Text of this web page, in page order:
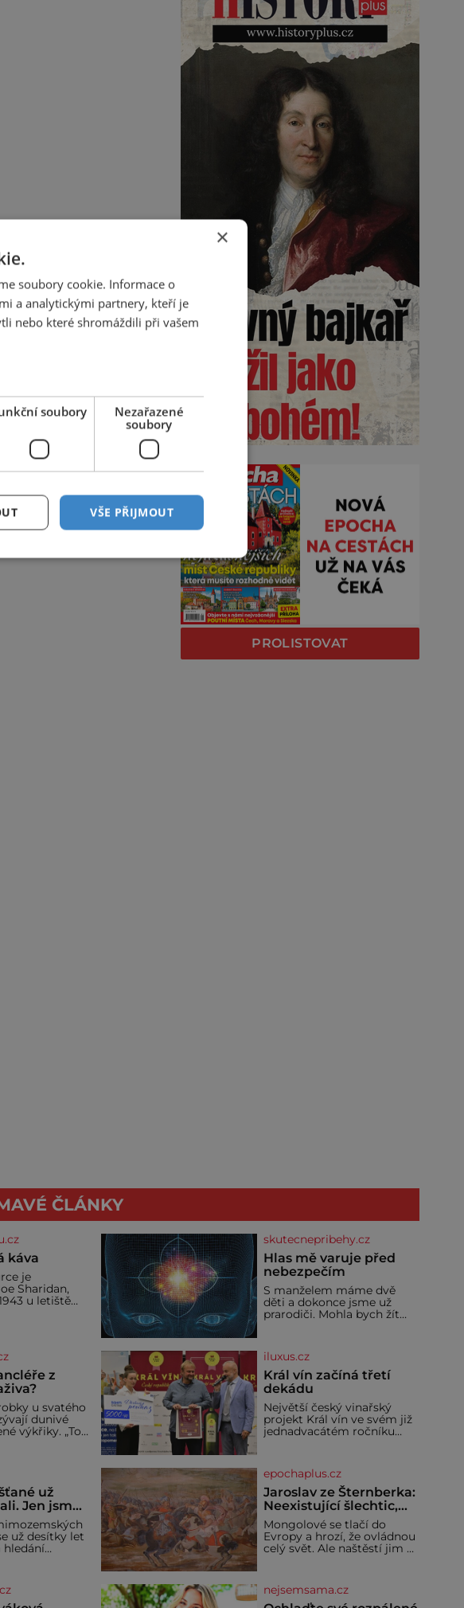
PROLISTOVAT
ČLÁNKY
káva
je
Sharidan,
u letiště
v cestě.
kávou,
skutecnepribehy.cz
Hlas mě varuje před
nebezpečím
S manželem máme dvě
děti a dokonce jsme už
prarodiči. Mohla bych žít
nabourala mysl. Živím se
jako mzdová účetní a konec
měsíce je pro mě vždy
velice psychicky náročným
máme vnoučata, mi dcera
čím dál častěji volá o
pomoc, co se hlídání týče.
z
u svatého
dunivé
výkřiky. „To
se nikdo
hrobku
tak
svěcenou
dní divné
ustane.
let později
iluxus.cz
Král vín začíná třetí
dekádu
Největší český vinařský
projekt Král vín ve svém již
jednadvacátém ročníku
porota z celkem 1260
vzorků od 157 vinařů. Král
vín, který se – i pře
už
Jen jsme
rozpoznat
už desítky let
hledání
jen stěží.
naznačuje,
epochaplus.cz
Jaroslav ze Šternberka:
Neexistující šlechtic,
který z Moravy vyžene
Mongoly
Mongolové se tlačí do
Evropy a hrozí, že ovládnou
celý svět. Ale naštěstí jim v
království, které dokáže
dobyvatelské hordy
nejsemsama.cz
×
soubory cookie. Informace o
a analytickými partnery, kteří je
nebo které shromáždili při vašem
soubory
Nezařazené
soubory
VŠE PŘIJMOUT